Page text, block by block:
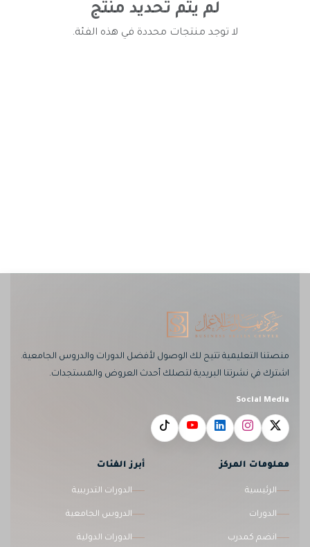
لم يتم تحديد منتج
لا توجد منتجات محددة في هذه الفئة.
منصتنا التعليمية تتيح لك الوصول لأفضل الدورات والدروس الجامعية.
اشترك في نشرتنا البريدية لتصلك أحدث العروض والمستجدات.
Social Media
معلومات المركز
الرئيسية
الدورات
انضم كمدرب
أبرز الفئات
الدورات التدريبية
الدروس الجامعية
الدورات الدولية